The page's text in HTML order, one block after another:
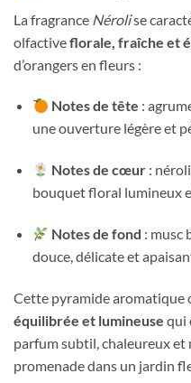
La fragrance Nérolise
olfactiveflorale, fraîche et
d’orangers en fleurs :
Notes de tête :
une ouverture légère et
Notes de cœur :
bouquet floral lumineux
Notes de fond : musc
douce, délicate et
Cette pyramide aromatique
équilibrée et lumineuse qui
parfum subtil, chaleureux
promenade dans un jardin